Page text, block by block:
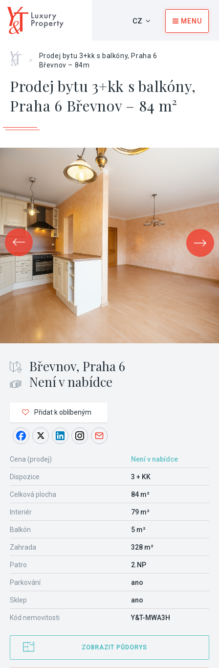
CZ MENU
Home
>
Prodej bytu 3+kk s balkóny, Praha 6
Břevnov – 84m
Prodej bytu 3+kk s balkóny,
Praha 6 Břevnov – 84 m²
Břevnov, Praha 6
Není v nabídce
Přidat k oblíbeným
Cena (prodej) Není v nabídce
Dispozice 3 + KK
Celková plocha 84 m²
Interiér 79 m²
Balkón 5 m²
Zahrada 328 m²
Patro 2.NP
Parkování ano
Sklep ano
Kód nemovitosti Y&T-MWA3H
ZOBRAZIT PŮDORYS